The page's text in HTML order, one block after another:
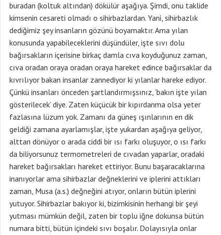
buradan (koltuk altından) dökülür aşağıya. Şimdi, onu taklide
kimsenin cesareti olmadı o sihirbazlardan. Yani, sihirbazlık
dediğimiz şey insanların gözünü boyamaktır. Ama yılan
konusunda yapabileceklerini düşündüler, işte sıvı dolu
bağırsakların içerisine birkaç damla cıva koyduğunuz zaman,
cıva oradan oraya oradan oraya hareket edince bağırsaklar da
kıvrılıyor bakan insanlar zannediyor ki yılanlar hareke ediyor.
Çünkü insanları önceden şartlandırmışsınız, ‘bakın işte yılan
gösterilecek’ diye. Zaten küçücük bir kıpırdanma olsa yeter
fazlasına lüzum yok. Zamanı da güneş ışınlarının en dik
geldiği zamana ayarlamışlar, işte yukardan aşağıya geliyor,
alttan dönüyor o arada ciddi bir ısı farkı oluşuyor, o ısı farkı
da biliyorsunuz termometreleri de cıvadan yaparlar, oradaki
hareket bağırsakları hareket ettiriyor. Bunu başaracaklarına
inanıyorlar ama sihirbazlar değneklerini ve iplerini attıkları
zaman, Musa (a.s.) değneğini atıyor, onların bütün iplerini
yutuyor. Sihirbazlar bakıyor ki, bizimkisinin herhangi bir şeyi
yutması mümkün değil, zaten bir toplu iğne dokunsa bütün
numara bitti, bütün içindeki sıvı boşalır. Dolayısıyla onlar